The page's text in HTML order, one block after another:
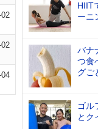
HIIT
ーニ
バナ
つ食
グご
ゴル
とク